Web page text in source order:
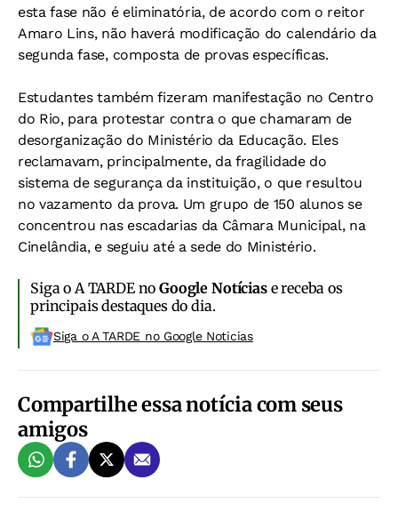
esta fase não é eliminatória, de acordo com o reitor
Amaro Lins, não haverá modificação do calendário da
segunda fase, composta de provas específicas.
Estudantes também fizeram manifestação no Centro
do Rio, para protestar contra o que chamaram de
desorganização do Ministério da Educação. Eles
reclamavam, principalmente, da fragilidade do
sistema de segurança da instituição, o que resultou
no vazamento da prova. Um grupo de 150 alunos se
concentrou nas escadarias da Câmara Municipal, na
Cinelândia, e seguiu até a sede do Ministério.
Siga o A TARDE noGoogle Notíciase receba os
principais destaques do dia.
Siga o A TARDE no Google Noticias
Compartilhe essa notícia com seus
amigos